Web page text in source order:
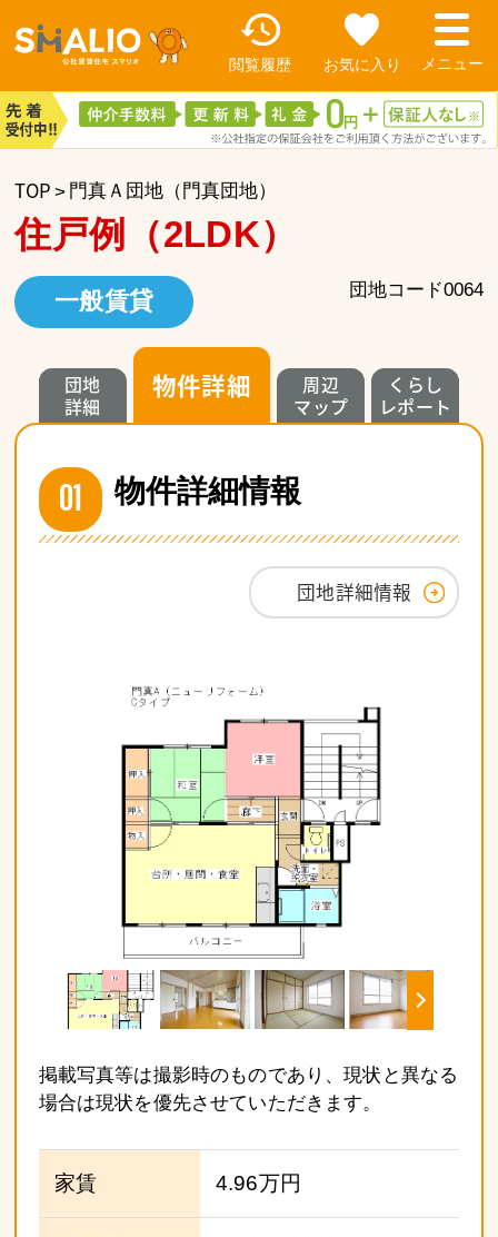
閲覧履歴 お気に入り
TOP 門真Ａ団地（門真団地）
住戸例（2LDK）
一般賃貸 団地コード0064
団地
詳細
物件詳細
周辺
マップ
くらし
レポート
01 物件詳細情報
団地詳細情報
掲載写真等は撮影時のものであり、現状と異なる
場合は現状を優先させていただきます。
家賃 4.96万円